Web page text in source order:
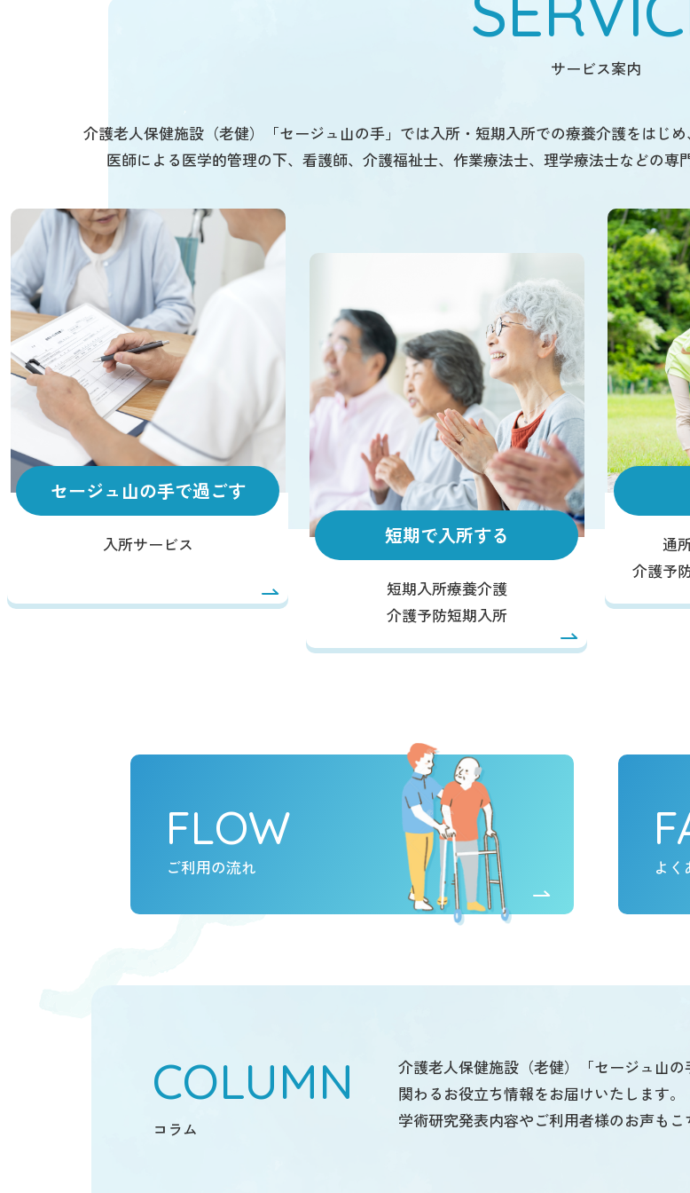
サービス案内
介護老人保健施設（老健）「セージュ山の手」では入所・短期入所での療養介護をはじ
医師による医学的管理の下、看護師、介護福祉士、作業療法士、理学療法士などの専
セージュ山の手で過ごす
入所サービス 短期で入所する
短期入所療養介護
介護予防短期入所
通
介護予
FLOW
ご利用の流れ よく
COLUMN
コラム
介護老人保健施設（老健）「セージュ山
関わるお役立ち情報をお届けいたします。
学術研究発表内容やご利用者様のお声もこ